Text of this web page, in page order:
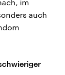
im
auch